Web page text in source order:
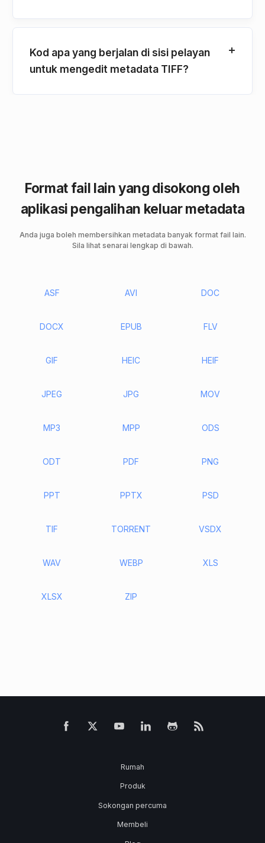
Kod apa yang berjalan di sisi pelayan
untuk mengedit metadata TIFF?
Format fail lain yang disokong oleh
aplikasi pengalihan keluar metadata
Anda juga boleh membersihkan metadata banyak format fail lain.
Sila lihat senarai lengkap di bawah.
ASF AVI DOC
DOCX EPUB FLV
GIF HEIC HEIF
JPEG JPG MOV
MP3 MPP ODS
ODT PDF PNG
PPT PPTX PSD
TIF TORRENT VSDX
WAV WEBP XLS
XLSX ZIP
Rumah
Produk
Sokongan percuma
Membeli